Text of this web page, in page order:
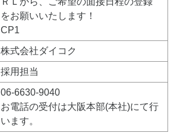
をお願いいたします！
CP1
株式会社ダイコク
採用担当
06-6630-9040
お電話の受付は大阪本部(本社)にて行
います。